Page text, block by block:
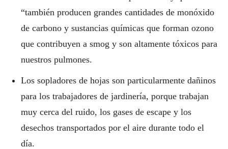
“también producen grandes cantidades de monóxido
de carbono y sustancias químicas que forman ozono
que contribuyen a smog y son altamente tóxicos para
nuestros pulmones.
Los sopladores de hojas son particularmente dañinos
para los trabajadores de jardinería, porque trabajan
muy cerca del ruido, los gases de escape y los
desechos transportados por el aire durante todo el
día.